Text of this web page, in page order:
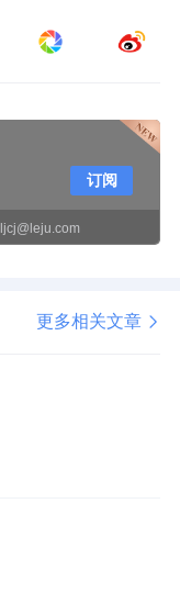
ljcj@leju.com
订阅
更多相关文章